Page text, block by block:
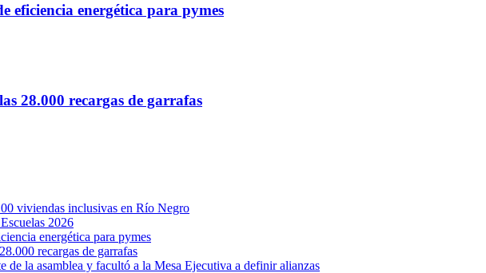
eficiencia energética para pymes
28.000 recargas de garrafas
viviendas inclusivas en Río Negro
2026
energética para pymes
recargas de garrafas
de la asamblea y facultó a la Mesa Ejecutiva a definir alianzas